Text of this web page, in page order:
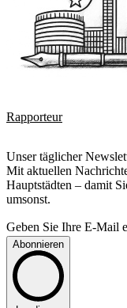
Rapporteur
Unser täglicher
Mit aktuellen
Hauptstädten – damit
umsonst.
Geben Sie Ihre E-Mail
Abonnieren